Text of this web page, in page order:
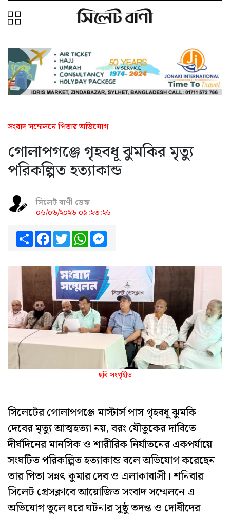
সংবাদ সম্মেলনে পিতার অভিযোগ
গোলাপগঞ্জে গৃহবধূ ঝুমকির মৃত্যু
পরিকল্পিত হত্যাকান্ড
সিলেট বাণী ডেস্ক
০৬/০৬/২০২৬ ০৯:২৩:২৬
ShareFacebook
TwitterWhatsApp
ছবি সংগৃহীত
সিলেটের গোলাপগঞ্জে মাস্টার্স পাস গৃহবধূ ঝুমকি
দেবের মৃত্যু আত্মহত্যা নয়, বরং যৌতুকের দাবিতে
দীর্ঘদিনের মানসিক ও শারীরিক নির্যাতনের একপর্যায়ে
সংঘটিত পরিকল্পিত হত্যাকান্ড বলে অভিযোগ করেছেন
তার পিতা সন্নৎ কুমার দেব ও এলাকাবাসী। শনিবার
সিলেট প্রেসক্লাবে আয়োজিত সংবাদ সম্মেলনে এ
অভিযোগ তুলে ধরে ঘটনার সুষ্ঠু তদন্ত ও দোষীদের